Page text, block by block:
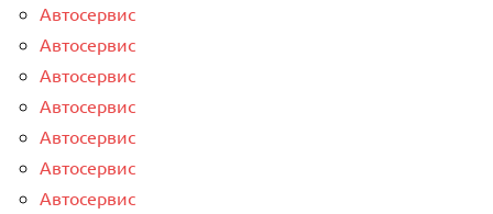
Автосервис
Автосервис
Автосервис
Автосервис
Автосервис
Автосервис
Автосервис